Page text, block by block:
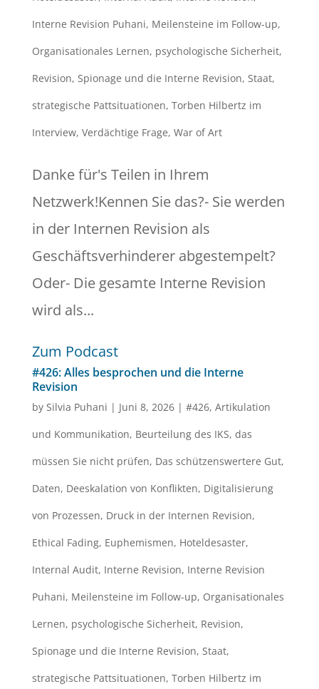
Interne Revision Puhani, Meilensteine im Follow-up,
Organisationales Lernen, psychologische Sicherheit,
Revision, Spionage und die Interne Revision, Staat,
strategische Pattsituationen, Torben Hilbertz im
Interview, Verdächtige Frage, War of Art
Danke für's Teilen in Ihrem
Netzwerk!Kennen Sie das?- Sie werden
in der Internen Revision als
Geschäftsverhinderer abgestempelt?
Oder- Die gesamte Interne Revision
wird als...
Zum Podcast
#426: Alles besprochen und die Interne
Revision
by Silvia Puhani | Juni 8, 2026| #426, Artikulation
und Kommunikation, Beurteilung des IKS, das
müssen Sie nicht prüfen, Das schützenswertere Gut,
Daten, Deeskalation von Konflikten, Digitalisierung
von Prozessen, Druck in der Internen Revision,
Ethical Fading, Euphemismen, Hoteldesaster,
Internal Audit, Interne Revision, Interne Revision
Puhani, Meilensteine im Follow-up, Organisationales
Lernen, psychologische Sicherheit, Revision,
Spionage und die Interne Revision, Staat,
strategische Pattsituationen, Torben Hilbertz im